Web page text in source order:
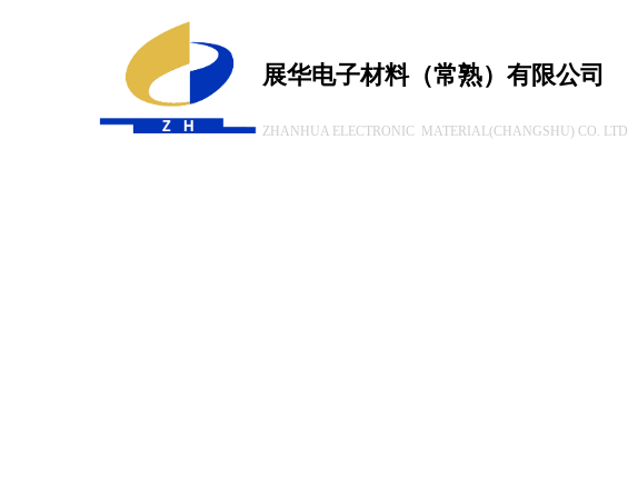
展华电子材料（常熟）有限公司
ZHANHUA ELECTRONIC MATERIAL(CHANGSHU) CO. LTD